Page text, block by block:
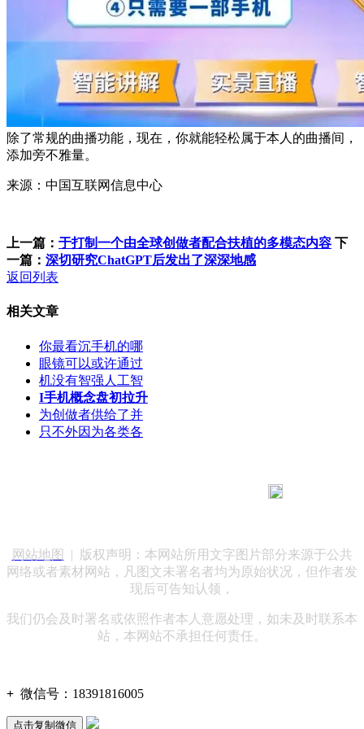
除了常规的曲播功能，现在，你就能轻松属于本人的曲播间，
添加旁不雅量。
来源：中国互联网信息中心
上一篇： 于打制一个由全球创做者配合扶植的多模态内容 下
一篇： 深切研究ChatGPT后发出了深深地感
返回列表
相关文章
你最看沉手机的哪
眼镜可以或许通过
机没有智强人工智
I手机概念盘初拉升
为创做者供给了并
只不外因为各类各
网站地图
| 版权声明：本网站所用文字图片部分来源于公共
网络或者素材网站，凡图文未署名者均为原始状况，但作者发
现后可告知认领，
我们仍会及时署名或依照作者本人意愿处理，如未及时联系本
站，本网站不承担任何责任。
+ 微信号： 18391816005
点击复制微信